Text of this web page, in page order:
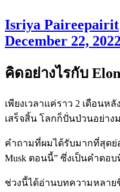
Isriya Paireepairit
December 22, 2022
คิดอย่างไรกับ
เพียงเวลาแค่ราว 2 เดือนหลั
เสร็จสิ้น โลกก็ปั่นป่วนอย่าง
คำถามที่ผมได้รับมากที่สุดย่
Musk ตอนนี้” ซึ่งเป็นคำตอ
ช่วงนี้ได้อ่านบทความหลาย